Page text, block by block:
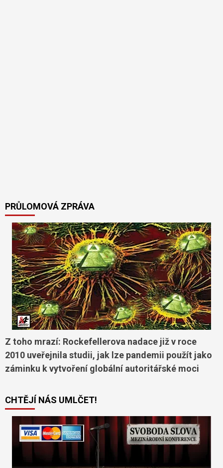
PRŮLOMOVÁ ZPRÁVA
Z toho mrazí: Rockefellerova nadace již v roce
2010 uveřejnila studii, jak lze pandemii použít jako
záminku k vytvoření globální autoritářské moci
CHTĚJÍ NÁS UMLČET!